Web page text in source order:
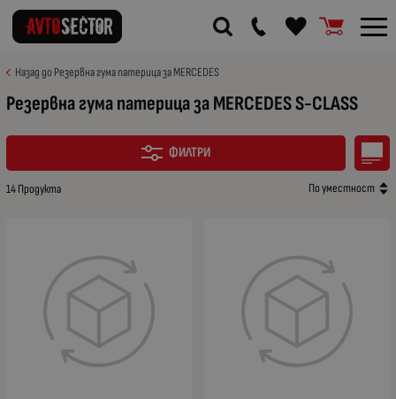
Назад до Резервна гума патерица за MERCEDES
Резервна гума патерица за MERCEDES S-CLASS
ФИЛТРИ
14 Продукта По уместност